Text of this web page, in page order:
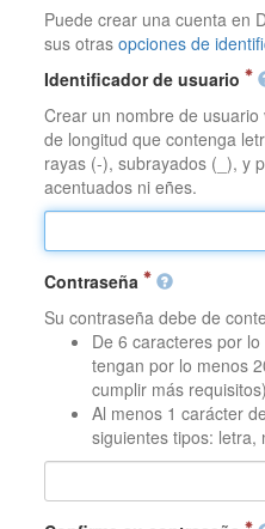
Puede crear una cuenta en
sus otrasopciones de
Identificador de usuario
Crear un nombre de
de longitud que contenga
rayas (-), subrayados (_), y
acentuados ni eñes.
Contraseña
Su contraseña debe de
De 6 caracteres por
tengan por lo menos
cumplir más requisitos)
Al menos 1 carácter
siguientes tipos: letra,